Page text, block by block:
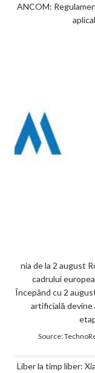
ANCOM:
nia de la 2 august
cadrului
Începând cu 2
artificială devine
Source:
Liber la timp liber: